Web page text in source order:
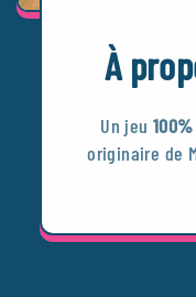
À
Un jeu
originaire de